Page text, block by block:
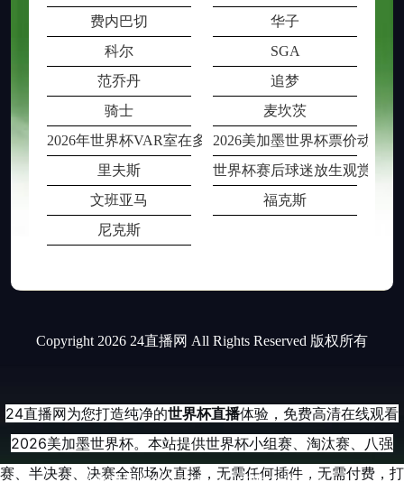
费内巴切
华子
科尔
SGA
范乔丹
追梦
骑士
麦坎茨
2026年世界杯VAR室在多场比赛同时段2026美加墨世界杯票价动态
里夫斯
世界杯赛后球迷放生观赏鱼被
文班亚马
福克斯
尼克斯
Copyright 2026 24直播网 All Rights Reserved 版权所有
24直播网为您打造纯净的世界杯直播体验，免费高清在线观看
2026美加墨世界杯。本站提供世界杯小组赛、淘汰赛、八强
赛、半决赛、决赛全部场次直播，无需任何插件，无需付费，打